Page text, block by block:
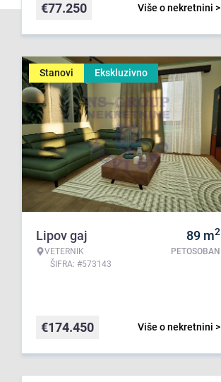
Više o nekretnini >
€77.250
Stanovi Ekskluzivno
Lipov gaj
VETERNIK
ŠIFRA: #573143
89 m2
PETOSOBAN
Više o nekretnini >
€174.450